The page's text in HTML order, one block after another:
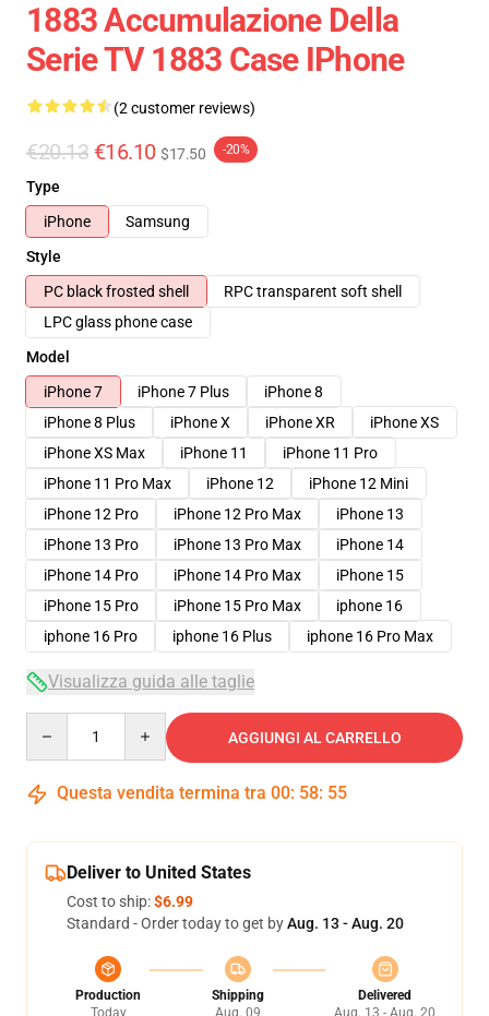
1883 Accumulazione Della
Serie TV 1883 Case IPhone
(2 customer reviews)
€20.13 €16.10 $17.50 -20%
Type
iPhone
Samsung
Style
PC black frosted shell
RPC transparent soft shell
LPC glass phone case
Model
iPhone 7
iPhone 7 Plus
iPhone 8
iPhone 8 Plus
iPhone X iPhone XR
iPhone XS
iPhone XS Max
iPhone 11
iPhone 11 Pro
iPhone 11 Pro Max
iPhone 12
iPhone 12 Mini
iPhone 12 Pro
iPhone 12 Pro Max
iPhone 13
iPhone 13 Pro
iPhone 13 Pro Max
iPhone 14
iPhone 14 Pro
iPhone 14 Pro Max
iPhone 15
iPhone 15 Pro
iPhone 15 Pro Max
iphone 16
iphone 16 Pro
iphone 16 Plus iphone 16 Pro Max
Visualizza guida alle taglie
AGGIUNGI AL CARRELLO
Questa vendita termina tra 00: 58: 54
Deliver to United States
Cost to ship:$6.99
Standard - Order today to get byAug. 13 - Aug. 20
Production
Today
Shipping
Aug. 09
Delivered
Aug. 13 - Aug. 20